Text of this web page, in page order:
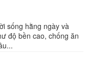
sống hằng ngày và
độ bền cao, chống ăn